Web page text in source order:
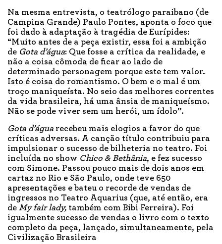
Na mesma entrevista, o teatrólogo paraibano (de
Campina Grande) Paulo Pontes, aponta o foco que
foi dado à adaptação à tragédia de Eurípides:
“Muito antes de a peça existir, essa foi a ambição
de Gota d’água: Que fosse a crítica da realidade, e
não a coisa cômoda de ficar ao lado de
determinado personagem porque este tem valor.
Isto é coisa do romantismo. O bem e o mal é um
troço maniqueísta. No seio das melhores correntes
da vida brasileira, há uma ânsia de maniqueísmo.
Não se pode viver sem um herói, um ídolo”.
Gota d’água recebeu mais elogios a favor do que
críticas adversas. A canção título contribuiu para
impulsionar o sucesso de bilheteria no teatro. Foi
incluída no show Chico & Bethânia, e fez sucesso
com Simone. Passou pouco mais de dois anos em
cartaz no Rio e São Paulo, onde teve 650
apresentações e bateu o recorde de vendas de
ingressos no Teatro Aquarius (que, até então, era
de My fair lady, também com Bibi Ferreira). Foi
igualmente sucesso de vendas o livro com o texto
completo da peça, lançado, simultaneamente, pela
Civilização Brasileira